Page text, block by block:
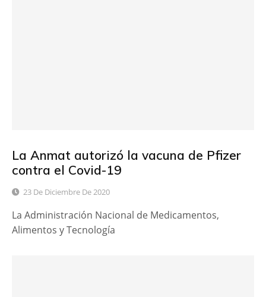
La Anmat autorizó la vacuna de Pfizer
contra el Covid-19
23 De Diciembre De 2020
La Administración Nacional de Medicamentos,
Alimentos y Tecnología